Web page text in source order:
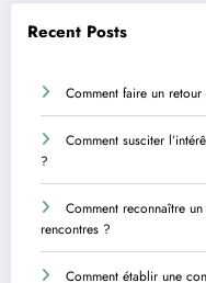
Recent Posts
Comment faire un
Comment susciter
?
Comment reconnaître
rencontres ?
Comment établir une